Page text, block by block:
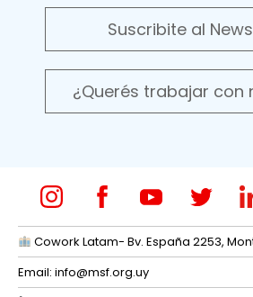
Suscribite al
¿Querés trabajar con
Cowork Latam- Bv. España 2253,
Email: info@msf.org.uy